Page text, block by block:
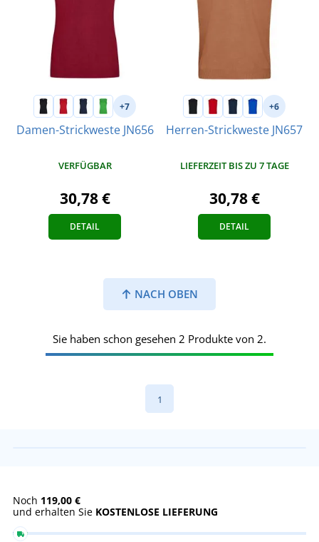
+7
Damen-Strickweste JN656
VERFÜGBAR
30,78 €
DETAIL
+6
Herren-Strickweste JN657
LIEFERZEIT BIS ZU 7 TAGE
30,78 €
DETAIL
NACH OBEN
Sie haben schon gesehen 2 Produkte von 2.
1
Noch 119,00 €
und erhalten Sie KOSTENLOSE LIEFERUNG